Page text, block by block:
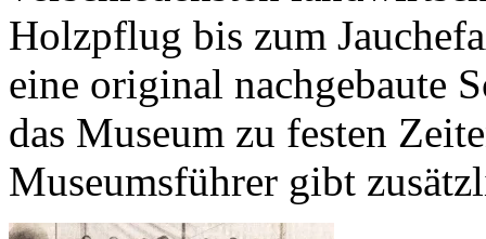
Holzpflug bis zum
eine original nachgebaute
das Museum zu festen
Museumsführer gibt